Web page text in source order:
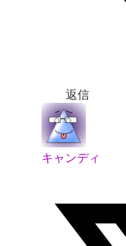
返信
キャンディ